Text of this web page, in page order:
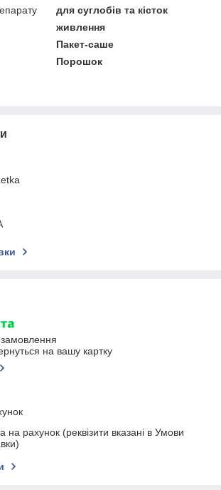
для суглобів та кісток
живлення
Пакет-саше
Порошок
на вашу картку
рахунок (реквізити вказані в Умови